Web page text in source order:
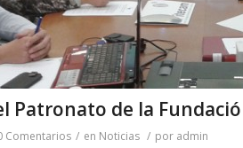
Patronato de la
Comentarios / en Noticias / por admin